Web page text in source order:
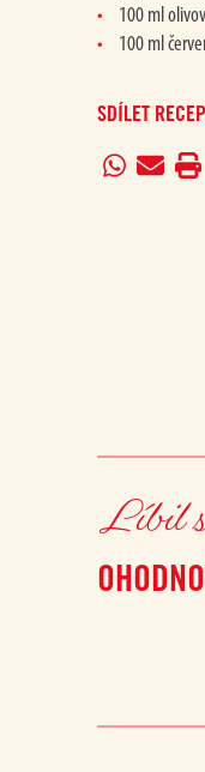
100 ml
100 ml
SDÍLET
Líbil